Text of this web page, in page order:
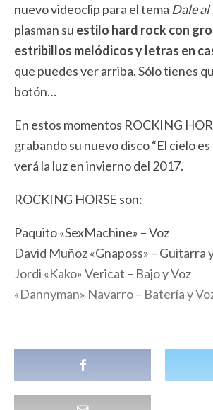
nuevo videoclip para el tema Dale
plasman su estilo hard rock con
estribillos melódicos y letras en
que puedes ver arriba. Sólo tienes
botón…
En estos momentos ROCKING
grabando su nuevo disco “El cielo
verá la luz en invierno del 2017.
ROCKING HORSE son:
Paquito «SexMachine» – Voz
David Muñoz «Gnaposs» – Guitarra
Jordi «Kako» Vericat – Bajo y Voz
«Dannyman» Navarro – Batería y